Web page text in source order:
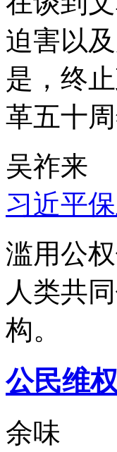
迫害以
是，终
革五十
吴祚来
习近平
滥用公
人类共
构。
公民维
余味